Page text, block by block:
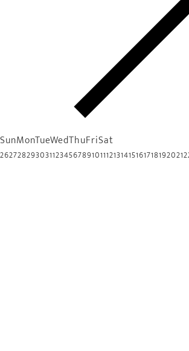
SunMonTueWedThuFriSat
262728293031123456789101112131415161718192021